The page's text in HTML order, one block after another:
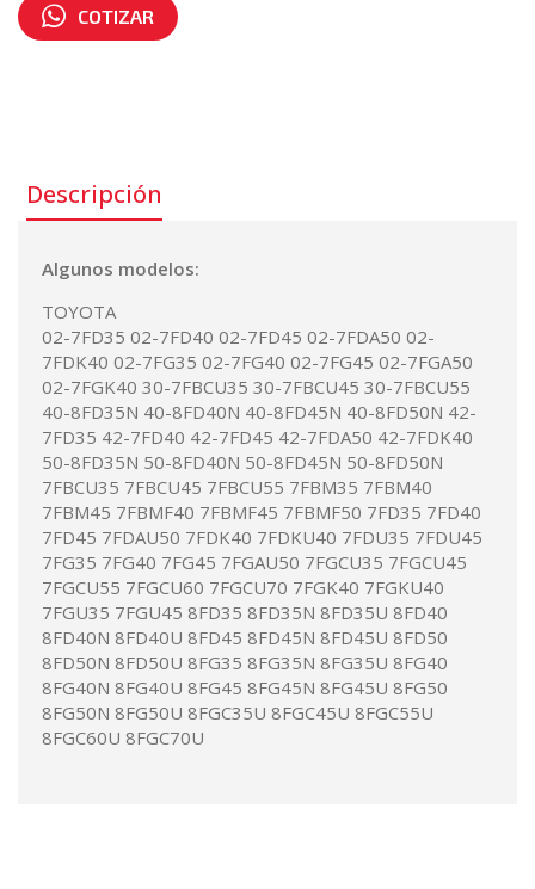
COTIZAR
Descripción
Algunos modelos:
TOYOTA
02-7FD35 02-7FD40 02-7FD45 02-7FDA50 02-
7FDK40 02-7FG35 02-7FG40 02-7FG45 02-7FGA50
02-7FGK40 30-7FBCU35 30-7FBCU45 30-7FBCU55
40-8FD35N 40-8FD40N 40-8FD45N 40-8FD50N 42-
7FD35 42-7FD40 42-7FD45 42-7FDA50 42-7FDK40
50-8FD35N 50-8FD40N 50-8FD45N 50-8FD50N
7FBCU35 7FBCU45 7FBCU55 7FBM35 7FBM40
7FBM45 7FBMF40 7FBMF45 7FBMF50 7FD35 7FD40
7FD45 7FDAU50 7FDK40 7FDKU40 7FDU35 7FDU45
7FG35 7FG40 7FG45 7FGAU50 7FGCU35 7FGCU45
7FGCU55 7FGCU60 7FGCU70 7FGK40 7FGKU40
7FGU35 7FGU45 8FD35 8FD35N 8FD35U 8FD40
8FD40N 8FD40U 8FD45 8FD45N 8FD45U 8FD50
8FD50N 8FD50U 8FG35 8FG35N 8FG35U 8FG40
8FG40N 8FG40U 8FG45 8FG45N 8FG45U 8FG50
8FG50N 8FG50U 8FGC35U 8FGC45U 8FGC55U
8FGC60U 8FGC70U